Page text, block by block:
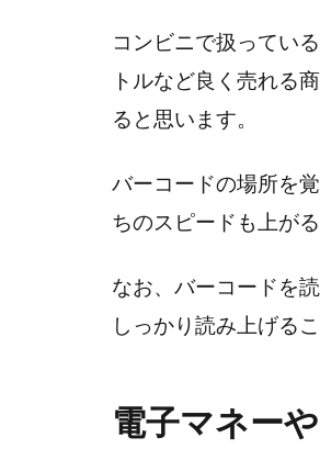
コンビニで扱ってい
トルなど良く売れる
ると思います。
バーコードの場所を
ちのスピードも上が
なお、バーコードを
しっかり読み上げる
電子マネー